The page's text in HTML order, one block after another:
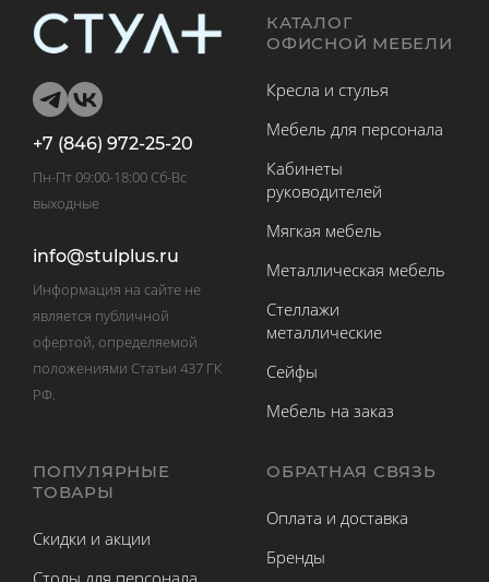
+7 (846) 972-25-20
Пн-Пт 09:00-18:00 Сб-Вс
выходные
info@stulplus.ru
Информация на сайте не
является публичной
офертой, определяемой
положениями Статьи 437 ГК
РФ.
КАТАЛОГ
ОФИСНОЙ МЕБЕЛИ
Кресла и стулья
Мебель для персонала
Кабинеты
руководителей
Мягкая мебель
Металлическая мебель
Стеллажи
металлические
Сейфы
Мебель на заказ
ПОПУЛЯРНЫЕ
ТОВАРЫ
Скидки и акции
ОБРАТНАЯ СВЯЗЬ
Оплата и доставка
Бренды